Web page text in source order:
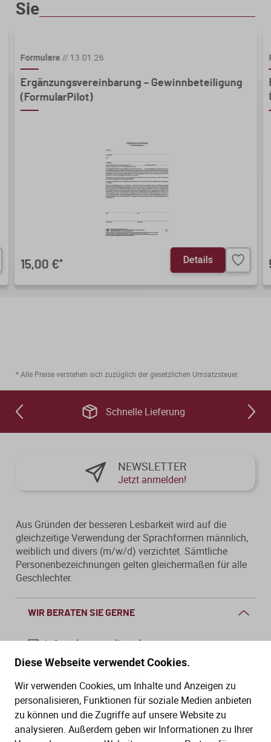
Diese Webseite verwendet Cookies.
Wir verwenden Cookies, um Inhalte und Anzeigen zu
personalisieren, Funktionen für soziale Medien anbieten
zu können und die Zugriffe auf unsere Website zu
analysieren. Außerdem geben wir Informationen zu Ihrer
Sie
Formulare // 13.01.26
Ergänzungsvereinbarung – Gewinnbeteiligung
(FormularPilot)
15,00 €* Details
* Alle Preise verstehen sich zuzüglich der gesetzlichen Umsatzsteuer.
Schnelle Lieferung
WIR BERATEN SIE GERNE
info@dws-medien.de
Mo.–Do. 08:00–16:00 Uhr
Fr. 08:00–13:30 Uhr
NEWSLETTER
Jetzt anmelden!
Aus Gründen der besseren Lesbarkeit wird auf die
gleichzeitige Verwendung der Sprachformen männlich,
weiblich und divers (m/w/d) verzichtet. Sämtliche
Personenbezeichnungen gelten gleichermaßen für alle
Geschlechter.